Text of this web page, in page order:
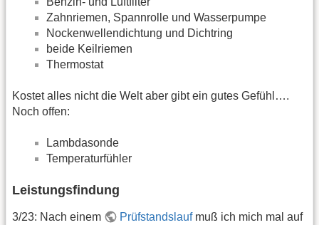
Zahnriemen, Spannrolle und Wasserpumpe
Nockenwellendichtung und Dichtring
beide Keilriemen
Thermostat
Kostet alles nicht die Welt aber gibt ein gutes Gefühl….
Noch offen:
Lambdasonde
Temperaturfühler
Leistungsfindung
3/23: Nach einem Prüfstandslaufmuß ich mich mal auf